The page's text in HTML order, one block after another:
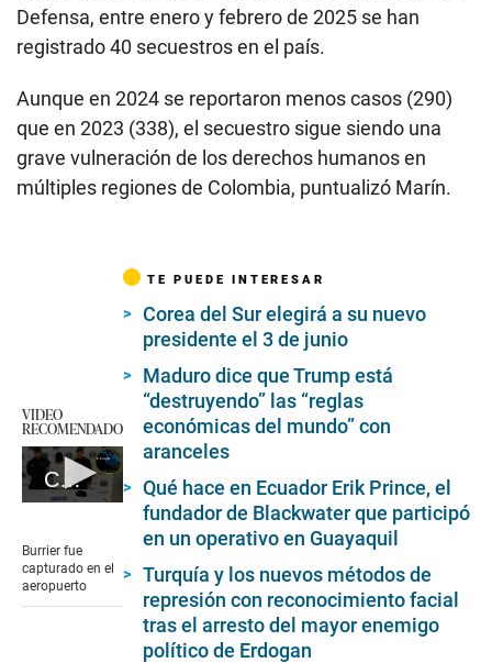
Defensa, entre enero y febrero de 2025 se han
registrado 40 secuestros en el país.
Aunque en 2024 se reportaron menos casos (290)
que en 2023 (338), el secuestro sigue siendo una
grave vulneración de los derechos humanos en
múltiples regiones de Colombia, puntualizó Marín.
VIDEO
RECOMENDADO
Colombia: detienen a hombre que viajaba con droga en peluca
of
1
minute,
Burrier fue
capturado en el
aeropuerto
TE PUEDE INTERESAR
Corea del Sur elegirá a su nuevo
presidente el 3 de junio
Maduro dice que Trump está
“destruyendo” las “reglas
económicas del mundo” con
aranceles
Qué hace en Ecuador Erik Prince, el
fundador de Blackwater que participó
en un operativo en Guayaquil
Turquía y los nuevos métodos de
represión con reconocimiento facial
tras el arresto del mayor enemigo
político de Erdogan